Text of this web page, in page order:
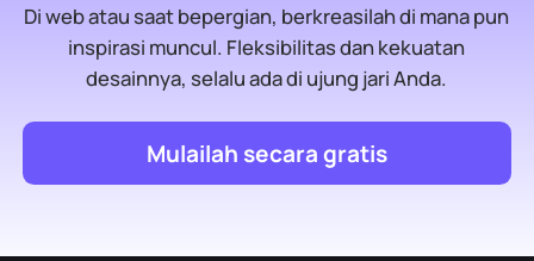
Di web atau saat bepergian, berkreasilah di mana pun
inspirasi muncul. Fleksibilitas dan kekuatan
desainnya, selalu ada di ujung jari Anda.
Mulailah secara gratis